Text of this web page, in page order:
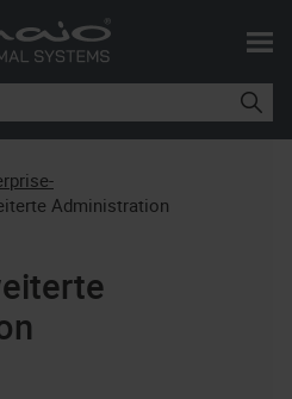
Content
Administration